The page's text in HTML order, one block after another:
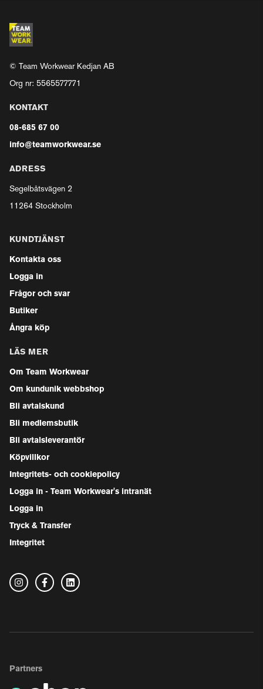
© Team Workwear Kedjan AB
Org nr: 5565577771
KONTAKT
08-685 67 00
info@teamworkwear.se
ADRESS
Segelbåtsvägen 2
11264 Stockholm
KUNDTJÄNST
Kontakta oss
Logga in
Frågor och svar
Butiker
Ångra köp
LÄS MER
Om Team Workwear
Om kundunik webbshop
Bli avtalskund
Bli medlemsbutik
Bli avtalsleverantör
Köpvillkor
Integritets- och cookiepolicy
Logga in - Team Workwear's intranät
Logga in
Tryck & Transfer
Integritet
Partners